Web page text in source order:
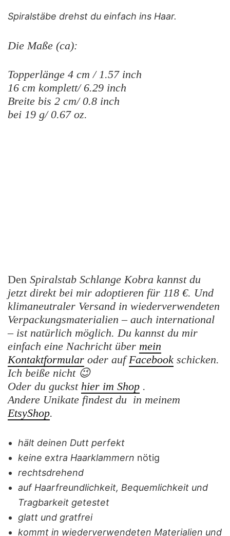
Spiralstäbe drehst du einfach ins Haar.
Die Maße (ca):
Topperlänge 4 cm / 1.57 inch
16 cm komplett/ 6.29 inch
Breite bis 2 cm/ 0.8 inch
bei 19 g/ 0.67 oz.
Den Spiralstab Schlange Kobra kannst du
jetzt direkt bei mir adoptieren für 118 €. Und
klimaneutraler Versand in wiederverwendeten
Verpackungsmaterialien – auch international
– ist natürlich möglich. Du kannst du mir
einfach eine Nachricht über mein
Kontaktformular oder aufFacebook schicken.
Ich beiße nicht 😉
Oder du guckst hier im Shop .
Andere Unikate findest du in meinem
EtsyShop.
hält deinen Dutt perfekt
keine extra Haarklammern nötig
rechtsdrehend
auf Haarfreundlichkeit, Bequemlichkeit und
Tragbarkeit getestet
glatt und gratfrei
kommt in wiederverwendeten Materialien und